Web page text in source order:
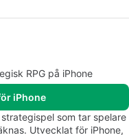
RPG på iPhone
iPhone
som tar spelare
Utvecklat för iPhone,